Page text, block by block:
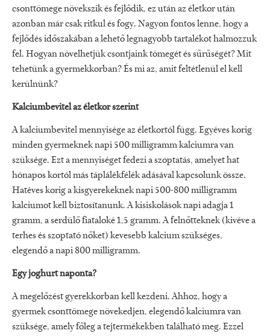
csonttömege növekszik és fejlődik, ez után az életkor után
azonban már csak ritkul és fogy. Nagyon fontos lenne, hogy a
fejlődés időszakában a lehető legnagyobb tartalékot halmozzuk
fel. Hogyan növelhetjük csontjaink tömegét és sűrűségét? Mit
tehetünk a gyermekkorban? És mi az, amit feltétlenül el kell
kerülnünk?
Kalciumbevitel az életkor szerint
A kalciumbevitel mennyisége az életkortól függ. Egyéves korig
minden gyermeknek napi 500 milligramm kalciumra van
szüksége. Ezt a mennyiséget fedezi a szoptatás, amelyet hat
hónapos kortól más táplálékfélék adásával kapcsolunk össze.
Hatéves korig a kisgyerekeknek napi 500-800 milligramm
kalciumot kell biztosítanunk. A kisiskolások napi adagja 1
gramm, a serdülő fiataloké 1,5 gramm. A felnőtteknek (kivéve a
terhes és szoptató nőket) kevesebb kalcium szükséges,
elegendő a napi 800 milligramm.
Egy joghurt naponta?
A megelőzést gyerekkorban kell kezdeni. Ahhoz, hogy a
gyermek csonttömege növekedjen, elegendő kalciumra van
szüksége, amely főleg a tejtermékekben található meg. Ezzel